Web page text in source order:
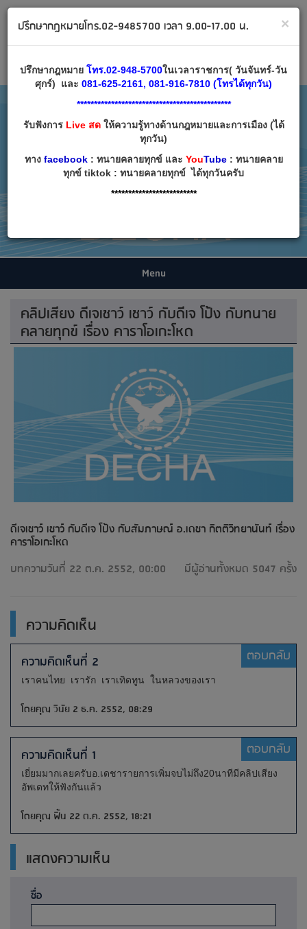
Email:decha007@decha.com
เข้าสู่ระบบ สมัครสมาชิก
Menu
คลิปเสียง ดีเจเชาว์ เชาว์ กับดีเจ โป้ง กับทนาย
คลายทุกข์ เรื่อง คาราโอเกะโหด
ดีเจเชาว์ เชาว์ กับดีเจ โป้ง กับสัมภาษณ์ อ.เดชา กิตติวิทยานันท์ เรื่อง
คาราโอเกะโหด
บทความวันที่ 22 ต.ค. 2552, 00:00
มีผู้อ่านทั้งหมด 5047 ครั้ง
ความคิดเห็น
ความคิดเห็นที่ 2 ตอบกลับ
เราคนไทย เรารัก เราเทิดทูน ในหลวงของเรา
โดยคุณ วินัย 2 ธ.ค. 2552, 08:29
ความคิดเห็นที่ 1 ตอบกลับ
เยี่ยมมากเลยครับอ.เดชารายการเพิ่มจบไม่ถึง20นาทีมีคลิปเสียง
อัพเดทให้ฟังกันแล้ว
โดยคุณ ฟิ้น 22 ต.ค. 2552, 18:21
แสดงความเห็น
ชื่อ
×
ปรึกษากฎหมายโทร.02-9485700 เวลา 9.00-17.00 น.
ปรึกษากฎหมาย โทร.02-948-5700ในเวลาราชการ( วันจันทร์-วัน
ศุกร์) และ 081-625-2161, 081-916-7810 (โทรได้ทุกวัน)
*********************************************
รับฟังการLive สดให้ความรู้ทางด้านกฎหมายและการเมือง (ได้
ทุกวัน)
ทาง facebook: ทนายคลายทุกข์ และ YouTube: ทนายคลาย
ทุกข์ tiktok : ทนายคลายทุกข์ ได้ทุกวันครับ
*************************